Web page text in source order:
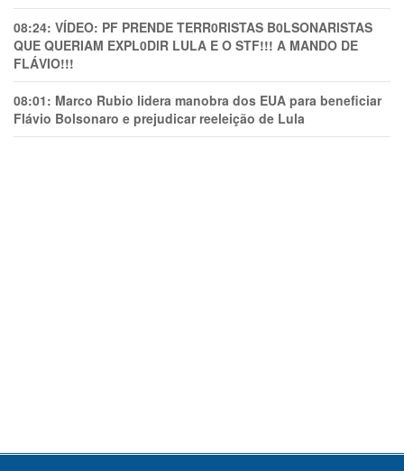
08:24: VÍDEO: PF PRENDE TERR0RlSTAS B0LSONARlSTAS
QUE QUERIAM EXPL0DlR LULA E O STF!!! A MANDO DE
FLÁVIO!!!
08:01: Marco Rubio lidera manobra dos EUA para beneficiar
Flávio Bolsonaro e prejudicar reeleição de Lula